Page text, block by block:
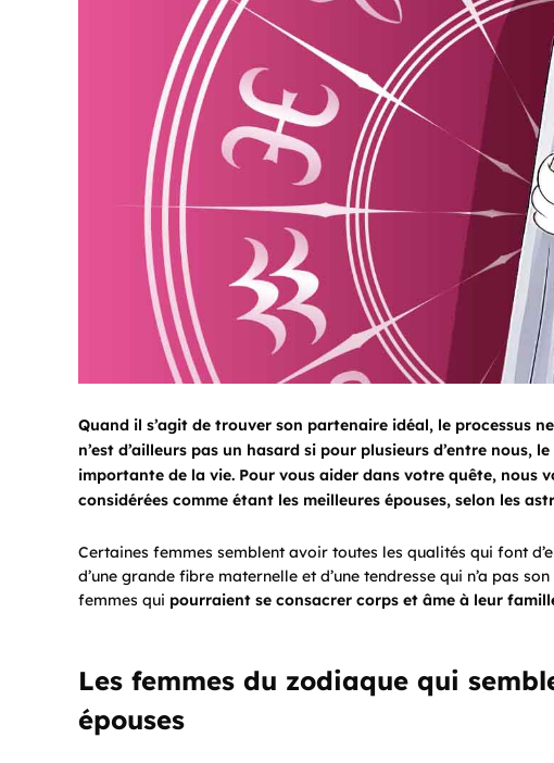
Quand il s’agit de trouver son partenaire idéal, le processus
n’est d’ailleurs pas un hasard si pour plusieurs d’entre nous,
importante de la vie. Pour vous aider dans votre quête, nous
considérées comme étant les meilleures épouses, selon les
Certaines femmes semblent avoir toutes les qualités qui font
d’une grande fibre maternelle et d’une tendresse qui n’a pas
femmes qui pourraient se consacrer corps et âme à leur
Les femmes du zodiaque qui
épouses